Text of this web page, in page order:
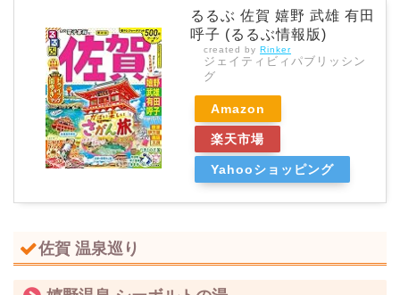
るるぶ 佐賀 嬉野 武雄 有田
呼子 (るるぶ情報版)
created by Rinker
ジェイティビィパブリッシン
グ
Amazon
楽天市場
Yahooショッピング
佐賀 温泉巡り